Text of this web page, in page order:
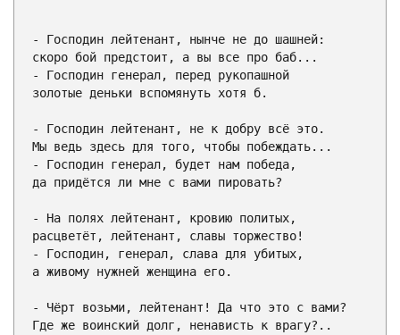
- Господин лейтенант, нынче не до шашней:
скоро бой предстоит, а вы все про баб...
- Господин генерал, перед рукопашной
золотые деньки вспомянуть хотя б.
- Господин лейтенант, не к добру всё это.
Мы ведь здесь для того, чтобы побеждать...
- Господин генерал, будет нам победа,
да придётся ли мне с вами пировать?
- На полях лейтенант, кровию политых,
расцветёт, лейтенант, славы торжество!
- Господин, генерал, слава для убитых,
а живому нужней женщина его.
- Чёрт возьми, лейтенант! Да что это с вами?
Где же воинский долг, ненависть к врагу?..